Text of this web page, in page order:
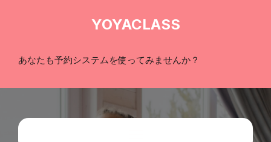
YOYACLASS
あなたも予約システムを使ってみませんか？